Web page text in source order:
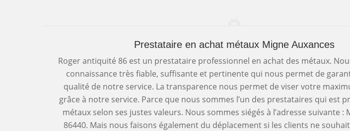
Prestataire en achat métaux Migne Auxances
Roger antiquité 86 est un prestataire professionnel en achat des métaux.
connaissance très fiable, suffisante et pertinente qui nous permet de
qualité de notre service. La transparence nous permet de viser votre
grâce à notre service. Parce que nous sommes l’un des prestataires qui est
métaux selon ses justes valeurs. Nous sommes siégés à l’adresse suivante :
86440. Mais nous faisons également du déplacement si les clients ne